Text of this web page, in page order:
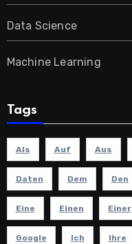
Data Science
Machine Learning
Tags
Als Auf Aus
Daten Dem Den
Eine Einen Einer
Google Ich Ihre